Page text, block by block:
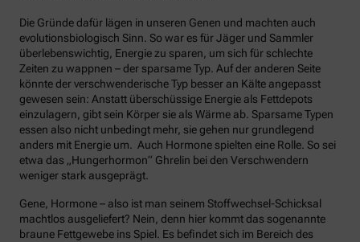
Die Gründe dafür lägen in unseren Genen und machten auch
evolutionsbiologisch Sinn. So war es für Jäger und Sammler
überlebenswichtig, Energie zu sparen, um sich für schlechte
Zeiten zu wappnen – der sparsame Typ. Auf der anderen Seite
könnte der verschwenderische Typ besser an Kälte angepasst
gewesen sein: Anstatt überschüssige Energie als Fettdepots
einzulagern, gibt sein Körper sie als Wärme ab. Sparsame Typen
essen also nicht unbedingt mehr, sie gehen nur grundlegend
anders mit Energie um. Auch Hormone spielten eine Rolle. So sei
etwa das „Hungerhormon“ Ghrelin bei den Verschwendern
weniger stark ausgeprägt.
Gene, Hormone – also ist man seinem Stoffwechsel-Schicksal
machtlos ausgeliefert? Nein, denn hier kommt das sogenannte
braune Fettgewebe ins Spiel. Es befindet sich im Bereich des